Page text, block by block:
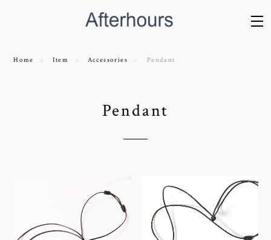
Home Item Accessories Pendant
Pendant